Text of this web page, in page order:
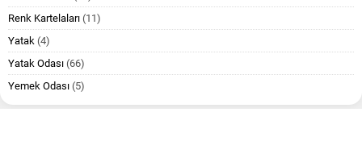
Renk Kartelaları (11)
Yatak (4)
Yatak Odası (66)
Yemek Odası (5)